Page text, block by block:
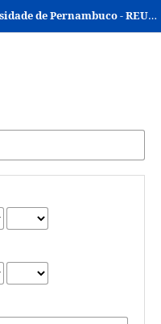
Revista de Extensão da Universidade de Pernambuco - REUPE